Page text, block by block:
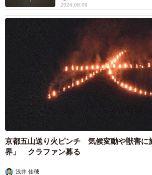
2026.08.09
京都五山送り火ピンチ 気候変動や獣害に
界」 クラファン募る
浅井 佳穂